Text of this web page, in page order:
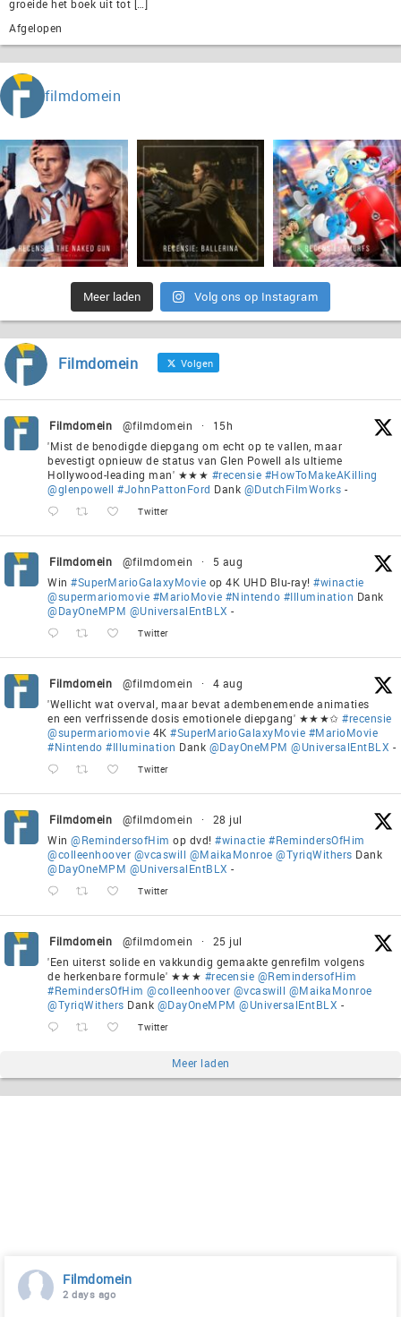
groeide het boek uit tot […]
Afgelopen
filmdomein
Meer laden Volg ons op Instagram
Filmdomein Volgen
Filmdomein @filmdomein ·
15h
'Mist de benodigde diepgang om echt op te vallen, maar
bevestigt opnieuw de status van Glen Powell als ultieme
Hollywood-leading man' ★★★ #recensie #HowToMakeAKilling
@glenpowell #JohnPattonFord Dank @DutchFilmWorks -
Twitter
Filmdomein @filmdomein ·
5 aug
Win #SuperMarioGalaxyMovie op 4K UHD Blu-ray! #winactie
@supermariomovie #MarioMovie #Nintendo #Illumination Dank
@DayOneMPM @UniversalEntBLX -
Twitter
Filmdomein @filmdomein ·
4 aug
'Wellicht wat overval, maar bevat adembenemende animaties
en een verfrissende dosis emotionele diepgang' ★★★✩ #recensie
@supermariomovie 4K #SuperMarioGalaxyMovie #MarioMovie
#Nintendo #Illumination Dank @DayOneMPM @UniversalEntBLX -
Twitter
Filmdomein @filmdomein ·
28 jul
Win @RemindersofHim op dvd! #winactie #RemindersOfHim
@colleenhoover @vcaswill @MaikaMonroe @TyriqWithers Dank
@DayOneMPM @UniversalEntBLX -
Twitter
Filmdomein @filmdomein ·
25 jul
'Een uiterst solide en vakkundig gemaakte genrefilm volgens
de herkenbare formule' ★★★ #recensie @RemindersofHim
#RemindersOfHim @colleenhoover @vcaswill @MaikaMonroe
@TyriqWithers Dank @DayOneMPM @UniversalEntBLX -
Twitter
Meer laden
Filmdomein
2 days ago